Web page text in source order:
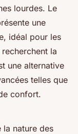
lourdes. Le
une
idéal pour les
la
une alternative
telles que
confort.
la nature des